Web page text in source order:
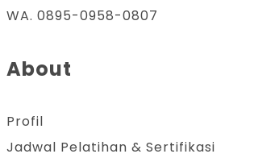
WA. 0895-0958-0807
About
Profil
Jadwal Pelatihan & Sertifikasi